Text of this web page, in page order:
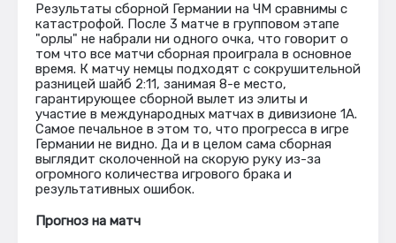
Результаты сборной Германии на ЧМ сравнимы с
катастрофой. После 3 матче в групповом этапе
"орлы" не набрали ни одного очка, что говорит о
том что все матчи сборная проиграла в основное
время. К матчу немцы подходят с сокрушительной
разницей шайб 2:11, занимая 8-е место,
гарантирующее сборной вылет из элиты и
участие в международных матчах в дивизионе 1А.
Самое печальное в этом то, что прогресса в игре
Германии не видно. Да и в целом сама сборная
выглядит сколоченной на скорую руку из-за
огромного количества игрового брака и
результативных ошибок.
Прогноз на матч